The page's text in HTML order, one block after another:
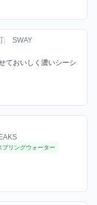
ックスを見る
町 / お店シーシャ /
SWAY
ておいしく濃いシーシ
を見る
店シーシャ / 2026年
プリングウォーター